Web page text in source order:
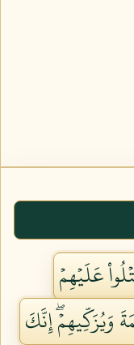
عَلَيۡهِمۡ
وَيُزَكِّيهِمۡۖ إِنَّكَ